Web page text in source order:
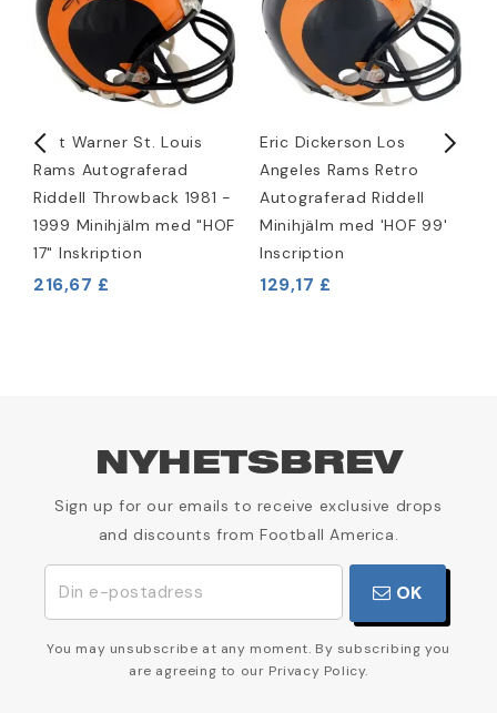
Kurt Warner St. Louis
Rams Autograferad
Riddell Throwback 1981 -
1999 Minihjälm med "HOF
17" Inskription
216,67 £
Eric Dickerson Los
Angeles Rams Retro
Autograferad Riddell
Minihjälm med 'HOF 99'
Inscription
129,17 £
NYHETSBREV
Sign up for our emails to receive exclusive drops
and discounts from Football America.
OK
You may unsubscribe at any moment. By subscribing you
are agreeing to our Privacy Policy.